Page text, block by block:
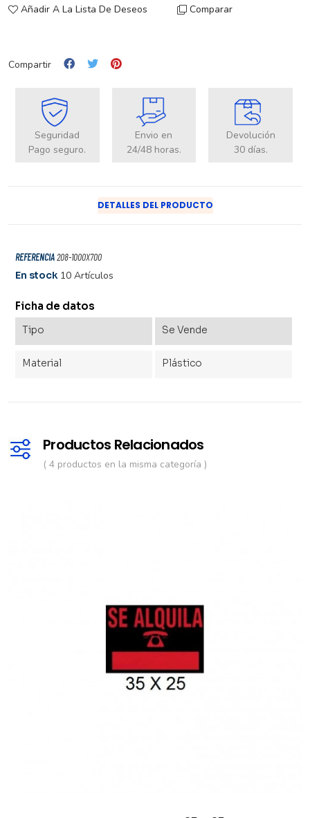
Añadir A La Lista De Deseos Comparar
Compartir
Seguridad
Pago seguro.
Envio en
24/48 horas.
Devolución
30 días.
DETALLES DEL PRODUCTO
REFERENCIA 208-1000X700
En stock 10 Artículos
Ficha de datos
Tipo Se Vende
Material Plástico
Productos Relacionados
( 4 productos en la misma categoría )